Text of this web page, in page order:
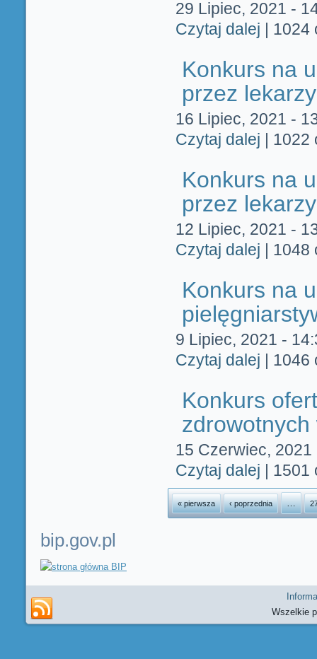
29 Lipiec, 2021 -
Czytaj dalej wpis1024
Konkurs na
przez
16 Lipiec, 2021 -
Czytaj dalej wpis1022
Konkurs na
przez lekarzy
12 Lipiec, 2021 -
Czytaj dalej wpis1048
Konkurs na
9 Lipiec, 2021 -
Czytaj dalej wpis1046
Konkurs
15 Czerwiec, 2021
Czytaj dalej wpis1501
Strony
« pierwsza ‹ poprzednia …
bip.gov.pl
Wszelkie